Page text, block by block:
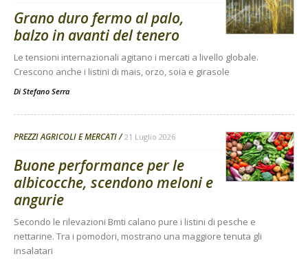
Grano duro fermo al palo,
balzo in avanti del tenero
Le tensioni internazionali agitano i mercati a livello globale.
Crescono anche i listini di mais, orzo, soia e girasole
Di Stefano Serra
PREZZI AGRICOLI E MERCATI 21 Luglio 2026
Buone performance per le
albicocche, scendono meloni e
angurie
Secondo le rilevazioni Bmti calano pure i listini di pesche e
nettarine. Tra i pomodori, mostrano una maggiore tenuta gli
insalatari